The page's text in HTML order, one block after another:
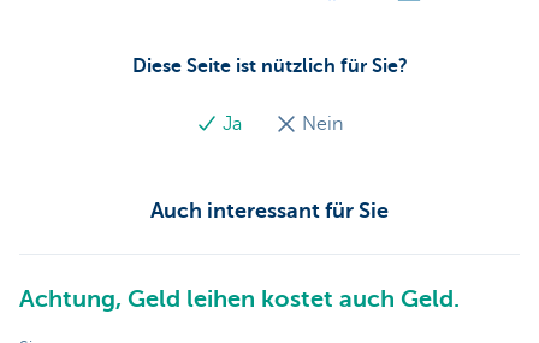
Diese Seite ist nützlich für Sie?
Ja Nein
Auch interessant für Sie
Achtung, Geld leihen kostet auch Geld.